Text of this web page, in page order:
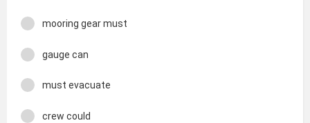
mooring gear must
gauge can
must evacuate
crew could